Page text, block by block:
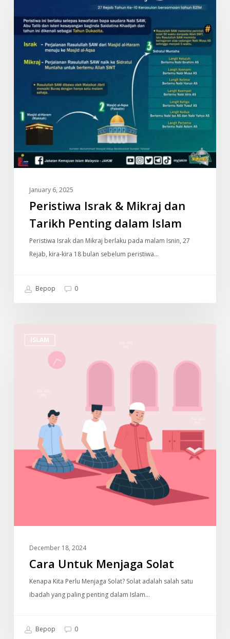
dan
Tarikh
dalam
January 6, 2025
Peristiwa Israk & Mikraj dan
Tarikh Penting dalam Islam
Peristiwa Israk dan Mikraj berlaku pada malam Isnin, 27
Rejab, kira-kira 18 bulan sebelum peristiwa…
Bepop 0
ISLAM
Untuk
December 18, 2024
Cara Untuk Menjaga Solat
Kenapa Kita Perlu Menjaga Solat? Solat adalah salah satu
ibadah yang paling penting dalam Islam…
Bepop 0